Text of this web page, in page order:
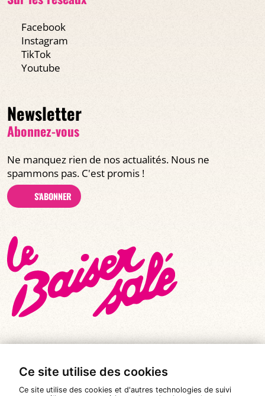
Ce site utilise des cookies
Ce site utilise des cookies et d'autres technologies de suivi
Facebook
Instagram
TikTok
Youtube
Newsletter
Abonnez-vous
Ne manquez rien de nos actualités. Nous ne
spammons pas. C'est promis !
S'ABONNER
© Tous droits réservés 2026 |
Le Baiser Salé
Mentions légales